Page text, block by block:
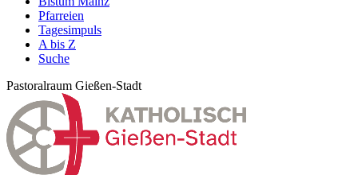
Pfarreien
Tagesimpuls
A bis Z
Suche
Pastoralraum Gießen-Stadt